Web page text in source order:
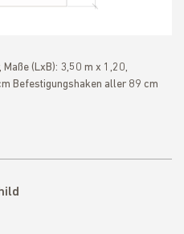
(LxB): 3,50 m x 1,20,
Befestigungshaken aller 89 cm